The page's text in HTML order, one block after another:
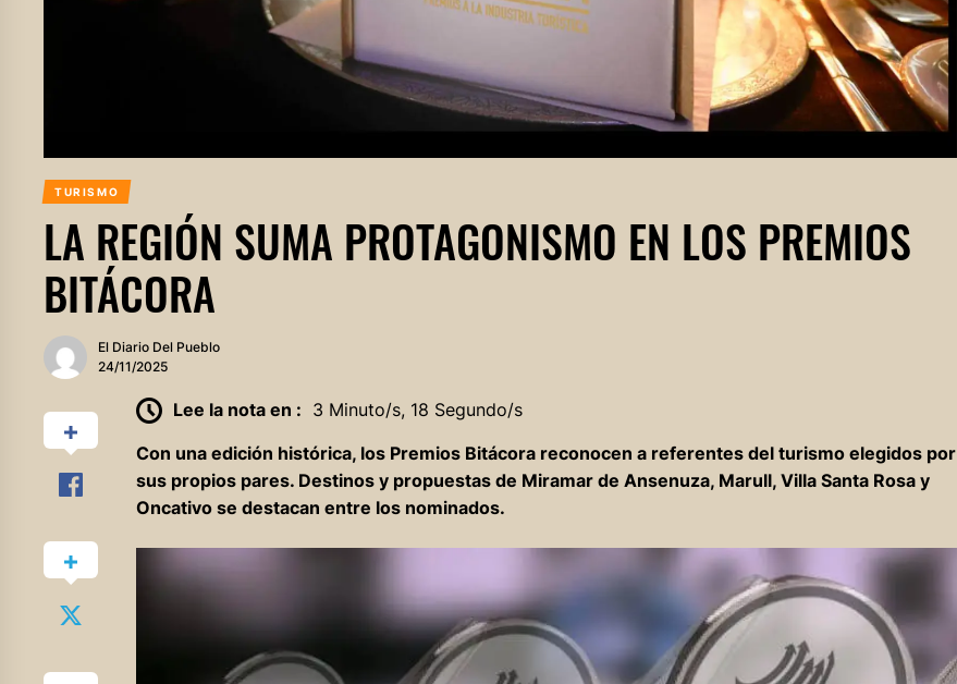
TURISMO
LA REGIÓN SUMA PROTAGONISMO EN LOS PREMIOS
BITÁCORA
El Diario Del Pueblo
24/11/2025
Lee la nota en : 3 Minuto/s, 18 Segundo/s
Con una edición histórica, los Premios Bitácora reconocen a referentes del turismo elegidos por
sus propios pares. Destinos y propuestas de Miramar de Ansenuza, Marull, Villa Santa Rosa y
Oncativo se destacan entre los nominados.